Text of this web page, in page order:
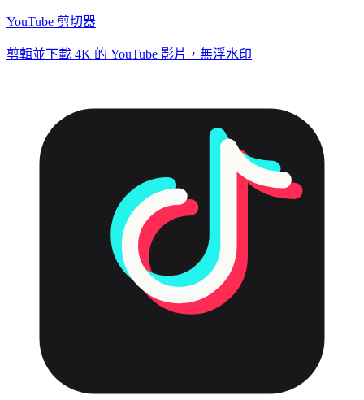
YouTube 剪切器
剪輯並下載 4K 的 YouTube 影片，無浮水印